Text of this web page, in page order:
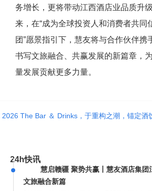
务增长，更将带动江西酒店业品质升
来，在“成为全球投资人和消费者共同
团”愿景指引下，慧友将与合作伙伴携
书写文旅融合、共赢发展的新篇章，
量发展贡献更多力量。
2026 The Bar ＆ Drinks，于重构之潮，锚定酒
24h快讯
慧启赣疆 聚势共赢丨慧友酒店集团
文旅融合新篇